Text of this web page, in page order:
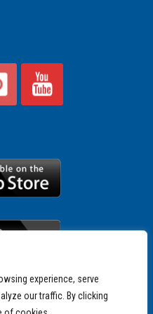
experience, serve
our traffic. By clicking